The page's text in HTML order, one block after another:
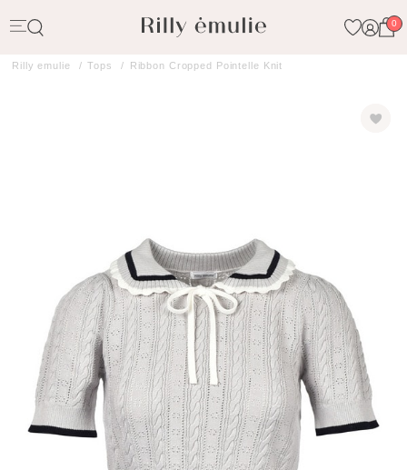
0
Rilly emulie Tops Ribbon Cropped Pointelle Knit